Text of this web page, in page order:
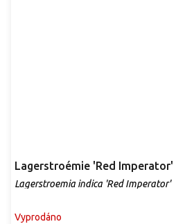
Lagerstroémie 'Red Imperator'
Lagerstroemia indica 'Red Imperator'
Vyprodáno